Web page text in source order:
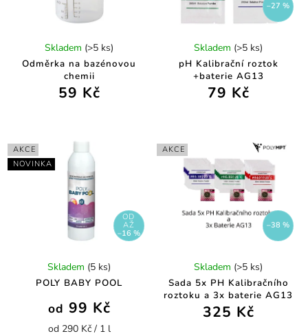
Odměrka na bazénovou
chemii
Skladem (>5 ks)
59 Kč
–27 %
pH Kalibrační roztok
+baterie AG13
Skladem (>5 ks)
79 Kč
AKCE
NOVINKA
OD
AŽ
–16 %
POLY BABY POOL
Skladem (5 ks)
od 99 Kč
od 290 Kč / 1 l
AKCE
–38 %
Sada 5x PH Kalibračního
roztoku a 3x baterie AG13
Skladem (>5 ks)
325 Kč